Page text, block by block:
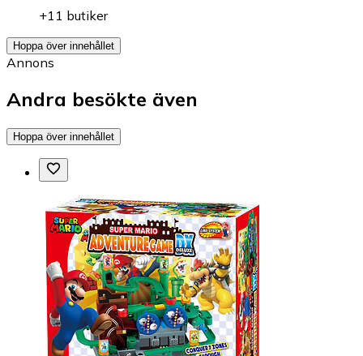
+11 butiker
Hoppa över innehållet
Annons
Andra besökte även
Hoppa över innehållet